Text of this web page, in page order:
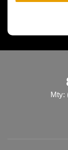
Mty: